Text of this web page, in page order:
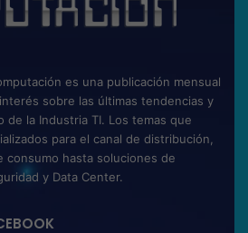
es una publicación mensual
sobre las últimas tendencias y
de la Industria TI. Los temas que
para el canal de distribución,
consumo hasta soluciones de
y Data Center.